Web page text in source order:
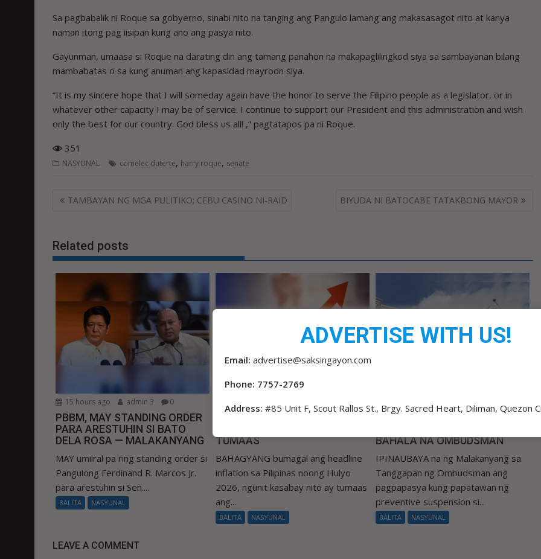
Sa pagbabalik ni Roque sa gobyerno, sinabi nito na tanging ang Pangulo lamang ang makasasagot nito at kanya
naman itong pag iisipan kung ano ang pasya nito.
Gayunman, umaasa si Roque na darating din ang tamang panahon na makapaglilingkod siya sa sambayanan bilang
mambabatas o sa kung anuman ang kapasidad mayroon siya.
“It is my sincere hope that I will someday again have the honor to serve the Filipino people as a legislator, or in
whatever other capacity I may be of service. I continue to support our President and this administration and wish
only the best for our country. God bless us all! ,” pagtatapos pa ni Roque.
351
NASYUNAL comelec duterte, harry roque, senate
Post
TAMBAYAN NG MGA PULITIKO; CEBU CASINO NI-RAID BIYUDA NI BATOCABE TATAKBONG MAYOR
Related posts
15 hours ago admin 3 0
PBBM, MAY STANDING ORDER
PARA ARESTUHIN SI BATO
DELA ROSA — MALAKANYANG
MAY umiiral pa ring standing order si
Pangulong Ferdinand R. Marcos Jr.
para arestuhin si Sen....
BALITA NASYUNAL
TUMAAS
BAHAGYANG bumagal ang headline
inflation sa Pilipinas noong Hulyo
2026, ngunit kasabay nito ay tumaas
ang...
BALITA NASYUNAL
Tugon ng Malakanyang
BAHALA NA OMBUDSMAN
IPINAUBAYA na ng Malakanyang sa
Tanggapan ng Ombudsman ang
pagpapasya kung papatawan ng
preventive suspension si...
BALITA NASYUNAL
LEAVE A COMMENT
ADVERTISE WITH US!
Email: advertise@saksingayon.com
Phone: 7757-2769
Address: #85 Unit F, Scout Rallos St., Brgy. Sacred Heart, Diliman, Quezon